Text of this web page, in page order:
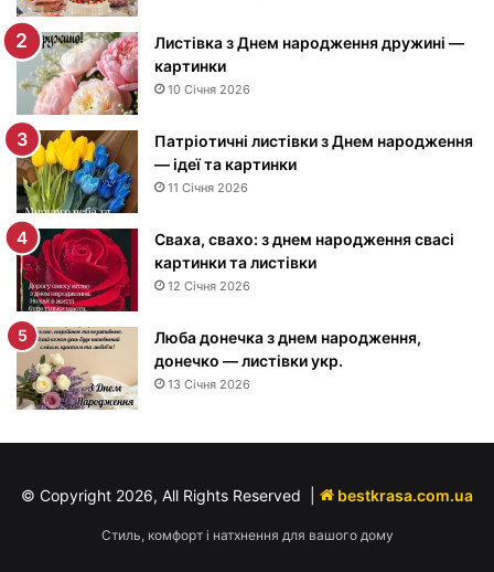
з
Д
н
е
н
а
р
о
д
ж
е
н
н
я
у
ж
Листівка з Днем народження дружині —
картинки
10 Січня 2026
Патріотичні листівки з Днем народження
— ідеї та картинки
11 Січня 2026
Сваха, свахо: з днем народження свасі
картинки та листівки
12 Січня 2026
Люба донечка з днем народження,
донечко — листівки укр.
13 Січня 2026
© Copyright 2026, All Rights Reserved | bestkrasa.com.ua
Стиль, комфорт і натхнення для вашого дому